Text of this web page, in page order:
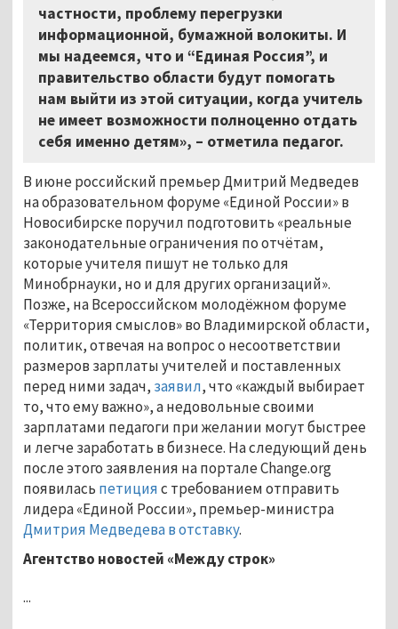
частности, проблему перегрузки
информационной, бумажной волокиты. И
мы надеемся, что и “Единая Россия”, и
правительство области будут помогать
нам выйти из этой ситуации, когда учитель
не имеет возможности полноценно отдать
себя именно детям», – отметила педагог.
В июне российский премьер Дмитрий Медведев
на образовательном форуме «Единой России» в
Новосибирске поручил подготовить «реальные
законодательные ограничения по отчётам,
которые учителя пишут не только для
Минобрнауки, но и для других организаций».
Позже, на Всероссийском молодёжном форуме
«Территория смыслов» во Владимирской области,
политик, отвечая на вопрос о несоответствии
размеров зарплаты учителей и поставленных
перед ними задач, заявил, что «каждый выбирает
то, что ему важно», а недовольные своими
зарплатами педагоги при желании могут быстрее
и легче заработать в бизнесе. На следующий день
после этого заявления на портале Change.org
появилась петицияс требованием отправить
лидера «Единой России», премьер-министра
Дмитрия Медведева в отставку.
Агентство новостей «Между строк»
...